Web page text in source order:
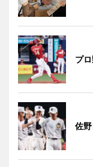
プ
佐